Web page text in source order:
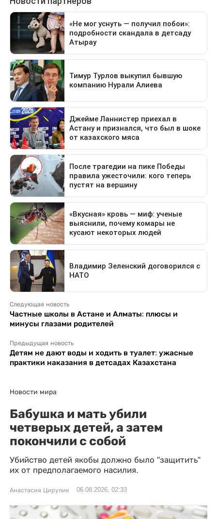
Следующая новость
Частные школы в Астане и Алматы: плюсы и
минусы глазами родителей
Предыдущая новость
Детям не дают воды и ходить в туалет: ужасные
практики наказания в детсадах Казахстана
Новости мира
Бабушка и мать убили
четверых детей, а затем
покончили с собой
Убийство детей якобы должно было "защитить"
их от предполагаемого насилия.
Анастасия Цирулик 06.08.2026, 02:33